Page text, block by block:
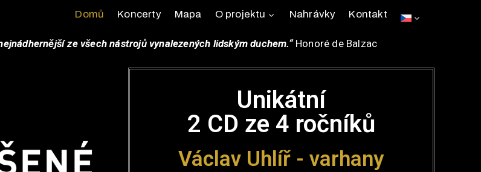
Domů Koncerty Mapa O projektu Nahrávky Kontakt
ze všech nástrojů vynalezených lidským duchem.“Honoré de Balzac
Unikátní
2 CD ze 4 ročníků
Václav Uhlíř - varhany